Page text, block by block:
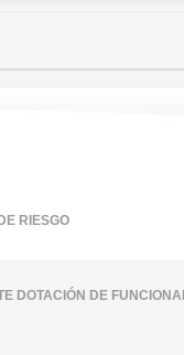
RIESGO
DOTACIÓN DE